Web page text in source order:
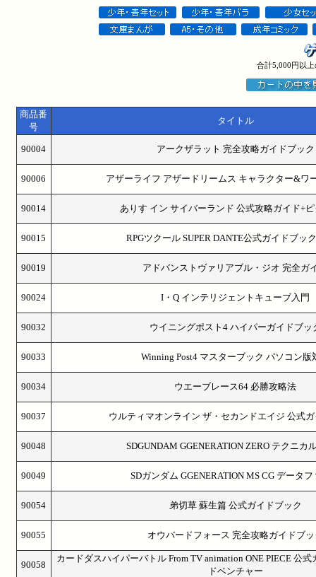
合計5,000円以
商品番
号
タイトル
90004 アークザラット 完全攻略ガイドブック
90006 アザーライフ アザードリームス キャラクター&ワ
90014 ありす イン サイバーランド 公式攻略ガイド+
90015 RPGツクール SUPER DANTE公式ガイドブッ
90019 アドバンストヴァリアブル・ジオ 完全ガ
90024 I・Q インテリジェントキューブ入門
90032 ウイニングポスト4 ハイパーガイドブッ
90033 Winning Post4 マスターブック パソコン版
90034 ウエーブレース64 必勝攻略法
90037 ウルティマオンライン ザ・セカンドエイジ 公式
90048 SDGUNDAM GGENERATION ZERO テクニカ
90049 SDガンダム GGENERATION MS CG データ
90054 弟切草 蘇生篇 公式ガイドブック
90055 オウバードフォース 完全攻略ガイドブッ
90058
カードダスハイパーバトル From TV animation ONE PIECE 公
ドベンチャー